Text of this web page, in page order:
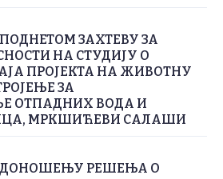
ЗАХТЕВУ ЗА
НА СТУДИЈУ О
ПРОЈЕКТА НА ЖИВОТНУ
ЗА
ОТПАДНИХ ВОДА И
МРКШИЋЕВИ САЛАШИ
ДОНОШЕЊУ РЕШЕЊА О